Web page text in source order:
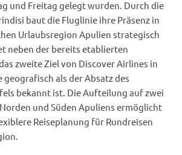
und Freitag gelegt wurden. Durch die
baut die Fluglinie ihre Präsenz in
Urlaubsregion Apulien strategisch
neben der bereits etablierten
zweite Ziel von Discover Airlines in
geografisch als der Absatz des
bekannt ist. Die Aufteilung auf zwei
und Süden Apuliens ermöglicht
Reiseplanung für Rundreisen